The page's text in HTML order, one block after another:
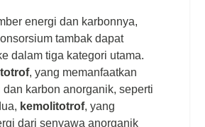
energi dan karbonnya,
tambak dapat
dalam tiga kategori utama.
, yang memanfaatkan
karbon anorganik, seperti
kemolitotrof, yang
dari senyawa anorganik